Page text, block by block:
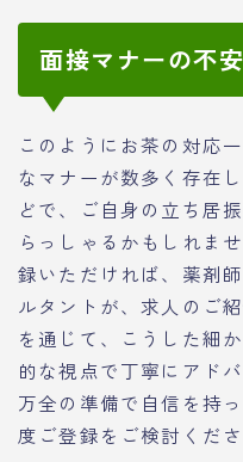
面接マナーの不
このようにお茶の対応
なマナーが数多く存在
どで、ご自身の立ち居
らっしゃるかもしれま
録いただければ、薬剤
ルタントが、求人のご
を通じて、こうした細
的な視点で丁寧にアド
万全の準備で自信を持
度ご登録をご検討くださ